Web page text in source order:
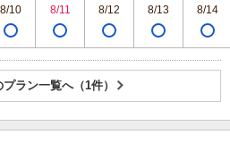
8/10 8/11 8/12 8/13 8/14
ラン一覧へ（1件）